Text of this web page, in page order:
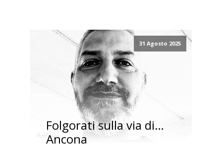
31 Agosto 2025
Folgorati sulla via di…
Ancona